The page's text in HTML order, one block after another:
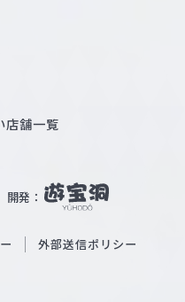
開発：
店舗一覧
外部送信ポリシー